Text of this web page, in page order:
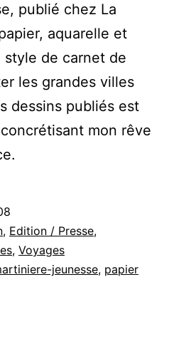
publié chez La
aquarelle et
style de carnet de
les grandes villes
dessins publiés est
mon rêve
, Edition / Presse,
, Voyages
jeunesse, papier